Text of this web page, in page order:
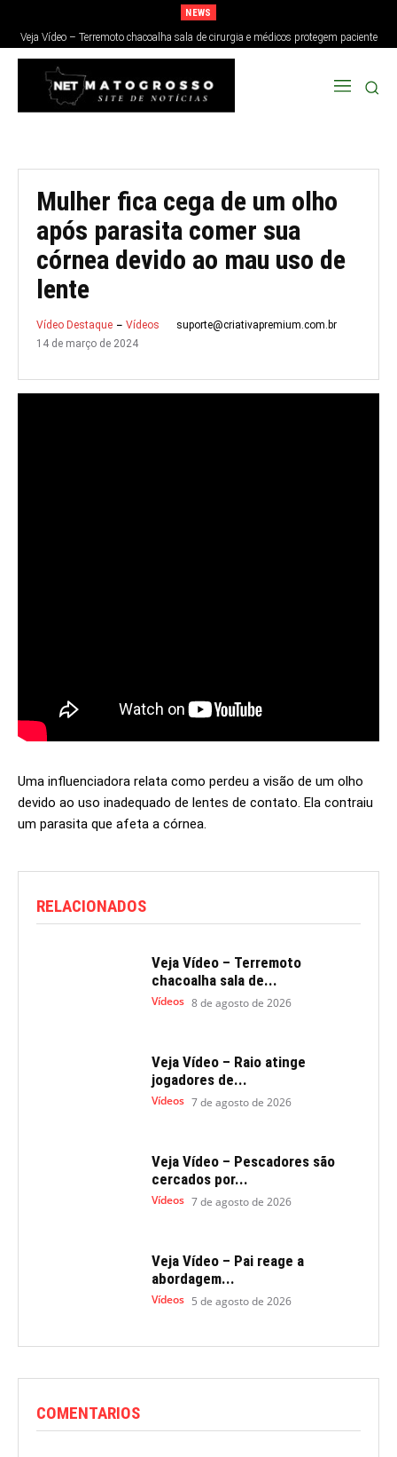
NEWS
Veja Vídeo – Terremoto chacoalha sala de cirurgia e médicos protegem paciente
no Japão; veja
Mulher fica cega de um olho
após parasita comer sua
córnea devido ao mau uso de
lente
Vídeo Destaque Vídeos
suporte@criativapremium.com.br
14 de março de 2024
Uma influenciadora relata como perdeu a visão de um olho
devido ao uso inadequado de lentes de contato. Ela contraiu
um parasita que afeta a córnea.
RELACIONADOS
Veja Vídeo – Terremoto
chacoalha sala de...
Vídeos 8 de agosto de 2026
Veja Vídeo – Raio atinge
jogadores de...
Vídeos 7 de agosto de 2026
Veja Vídeo – Pescadores são
cercados por...
Vídeos 7 de agosto de 2026
Veja Vídeo – Pai reage a
abordagem...
Vídeos 5 de agosto de 2026
COMENTARIOS